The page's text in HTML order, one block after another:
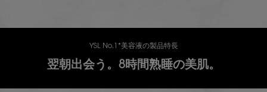
YSL No.1*美容液の製品特長
翌朝出会う。8時間熟睡の美肌。